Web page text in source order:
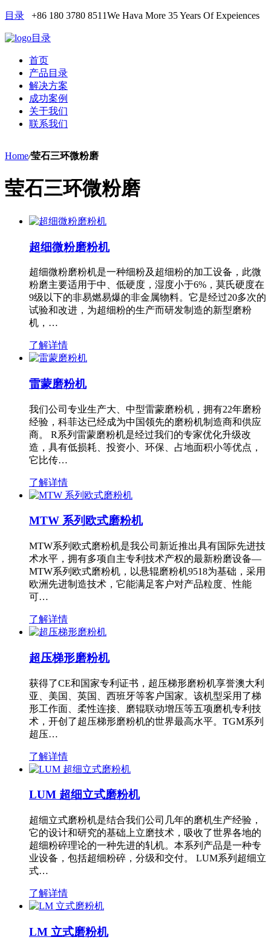
目录 +86 180 3780 8511We Hava More 35 Years Of Expeiences
目录
首页
产品目录
解决方案
成功案例
关于我们
联系我们
Home/莹石三环微粉磨
莹石三环微粉磨
超细微粉磨粉机
超细微粉磨粉机是一种细粉及超细粉的加工设备，此微
粉磨主要适用于中、低硬度，湿度小于6%，莫氏硬度在
9级以下的非易燃易爆的非金属物料。它是经过20多次的
试验和改进，为超细粉的生产而研发制造的新型磨粉
机，…
了解详情
雷蒙磨粉机
我们公司专业生产大、中型雷蒙磨粉机，拥有22年磨粉
经验，科菲达已经成为中国领先的磨粉机制造商和供应
商。 R系列雷蒙磨粉机是经过我们的专家优化升级改
造，具有低损耗、投资小、环保、占地面积小等优点，
它比传…
了解详情
MTW 系列欧式磨粉机
MTW系列欧式磨粉机是我公司新近推出具有国际先进技
术水平，拥有多项自主专利技术产权的最新粉磨设备—
MTW系列欧式磨粉机，以悬辊磨粉机9518为基础，采用
欧洲先进制造技术，它能满足客户对产品粒度、性能
可…
了解详情
超压梯形磨粉机
获得了CE和国家专利证书，超压梯形磨粉机享誉澳大利
亚、美国、英国、西班牙等客户国家。该机型采用了梯
形工作面、柔性连接、磨辊联动增压等五项磨机专利技
术，开创了超压梯形磨粉机的世界最高水平。TGM系列
超压…
了解详情
LUM 超细立式磨粉机
超细立式磨粉机是结合我们公司几年的磨机生产经验，
它的设计和研究的基础上立磨技术，吸收了世界各地的
超细粉碎理论的一种先进的轧机。本系列产品是一种专
业设备，包括超细粉碎，分级和交付。 LUM系列超细立
式…
了解详情
LM 立式磨粉机